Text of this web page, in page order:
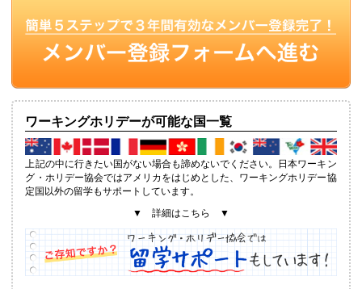
ワーキングホリデーが可能な国一覧
上記の中に行きたい国がない場合も諦めないでください。日本ワーキン
グ・ホリデー協会ではアメリカをはじめとした、ワーキングホリデー協
定国以外の留学もサポートしています。
▼ 詳細はこちら ▼